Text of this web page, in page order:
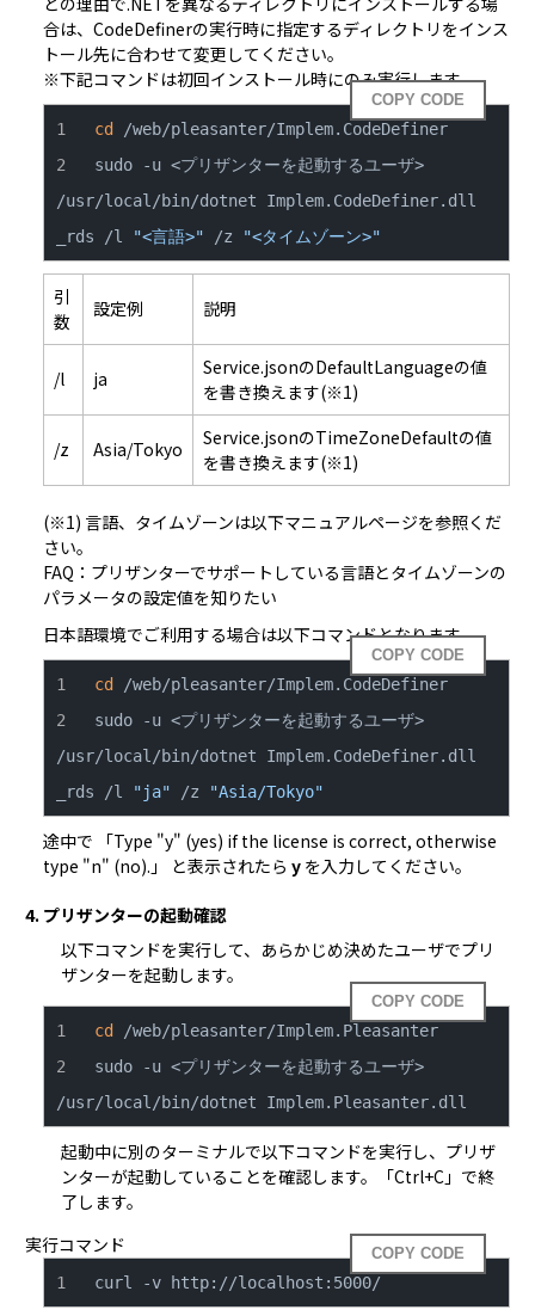
合は、CodeDefinerの実行時に指定するディレクトリをインス
トール先に合わせて変更してください。
※下記コマンドは初回インストール時にのみ実行します。
COPY CODE
cd
/web/pleasanter/Implem.CodeDefiner
sudo -u <プリザンターを起動するユーザ>
/usr/local/bin/dotnet Implem.CodeDefiner.dll
_rds /l
"<言語>" /z "<タイムゾーン>"
引
数
設定例 説明
/l ja
Service.jsonのDefaultLanguageの値
を書き換えます(※1)
/z Asia/Tokyo
Service.jsonのTimeZoneDefaultの値
を書き換えます(※1)
(※1) 言語、タイムゾーンは以下マニュアルページを参照くだ
FAQ：プリザンターでサポートしている言語とタイムゾーンの
パラメータの設定値を知りたい
日本語環境でご利用する場合は以下コマンドとなります。
COPY CODE
cd
/web/pleasanter/Implem.CodeDefiner
sudo -u <プリザンターを起動するユーザ>
/usr/local/bin/dotnet Implem.CodeDefiner.dll
_rds /l
"ja" /z "Asia/Tokyo"
途中で 「Type "y" (yes) if the license is correct, otherwise
type "n" (no).」 と表示されたら y を入力してください。
4. プリザンターの起動確認
以下コマンドを実行して、あらかじめ決めたユーザでプリ
ザンターを起動します。
COPY CODE
cd
/web/pleasanter/Implem.Pleasanter
sudo -u <プリザンターを起動するユーザ>
/usr/local/bin/dotnet Implem.Pleasanter.dll
起動中に別のターミナルで以下コマンドを実行し、プリザ
ンターが起動していることを確認します。「Ctrl+C」で終
了します。
実行コマンド
COPY CODE
curl -v http://localhost:5000/